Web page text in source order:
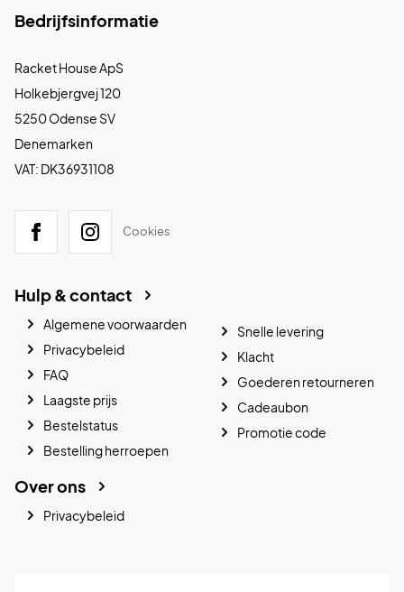
Bedrijfsinformatie
Racket House ApS
Holkebjergvej 120
5250 Odense SV
Denemarken
VAT: DK36931108
Cookies
Hulp & contact
Algemene voorwaarden
Privacybeleid
FAQ
Laagste prijs
Bestelstatus
Bestelling herroepen
Snelle levering
Klacht
Goederen retourneren
Cadeaubon
Promotie code
Over ons
Privacybeleid